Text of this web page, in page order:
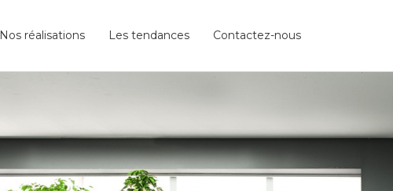
Nos réalisations Les tendances Contactez-nous